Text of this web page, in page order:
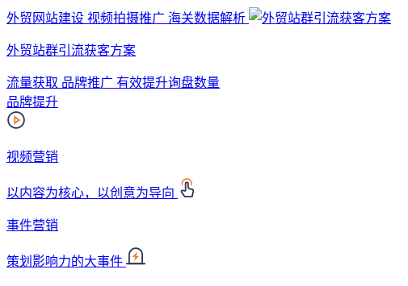
外贸网站建设 视频拍摄推广 海关数据解析
外贸站群引流获客方案
流量获取 品牌推广 有效提升询盘数量
品牌提升
视频营销
以内容为核心，以创意为导向
事件营销
策划影响力的大事件